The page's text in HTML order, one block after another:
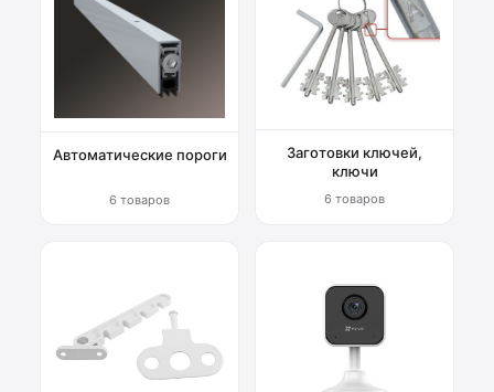
Автоматические пороги
6 товаров
Заготовки ключей,
ключи
6 товаров